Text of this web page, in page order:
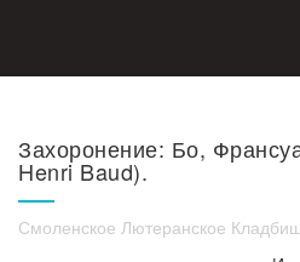
Захоронение: Бо,
Henri Baud).
Смоленское Лютеранское